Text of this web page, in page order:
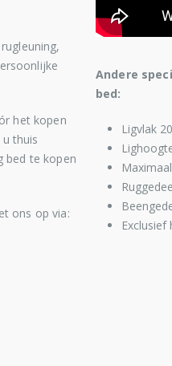
Andere
bed:
Ligvlak
Exclusief
het kopen
thuis
bed te kopen
ons op via: